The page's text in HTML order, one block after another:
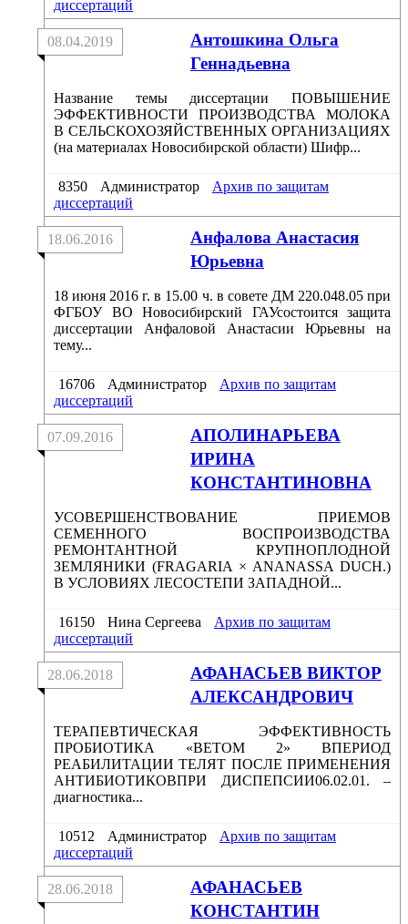
диссертаций
Антошкина Ольга
Геннадьевна
08.04.2019
Название темы диссертации ПОВЫШЕНИЕ
ЭФФЕКТИВНОСТИ ПРОИЗВОДСТВА МОЛОКА
В СЕЛЬСКОХОЗЯЙСТВЕННЫХ ОРГАНИЗАЦИЯХ
(на материалах Новосибирской области) Шифр...
8350 Администратор
Архив по защитам
диссертаций
Анфалова Анастасия
Юрьевна
18.06.2016
18 июня 2016 г. в 15.00 ч. в совете ДМ 220.048.05 при
ФГБОУ ВО Новосибирский ГАУсостоится защита
диссертации Анфаловой Анастасии Юрьевны на
тему...
16706 Администратор
Архив по защитам
диссертаций
АПОЛИНАРЬЕВА
ИРИНА
КОНСТАНТИНОВНА
07.09.2016
УСОВЕРШЕНСТВОВАНИЕ ПРИЕМОВ
СЕМЕННОГО ВОСПРОИЗВОДСТВА
РЕМОНТАНТНОЙ КРУПНОПЛОДНОЙ
ЗЕМЛЯНИКИ (FRAGARIA × ANANASSA DUCH.)
В УСЛОВИЯХ ЛЕСОСТЕПИ ЗАПАДНОЙ...
16150 Нина Сергеева
Архив по защитам
диссертаций
АФАНАСЬЕВ ВИКТОР
АЛЕКСАНДРОВИЧ
28.06.2018
ТЕРАПЕВТИЧЕСКАЯ ЭФФЕКТИВНОСТЬ
ПРОБИОТИКА «ВЕТОМ 2» ВПЕРИОД
РЕАБИЛИТАЦИИ ТЕЛЯТ ПОСЛЕ ПРИМЕНЕНИЯ
АНТИБИОТИКОВПРИ ДИСПЕПСИИ06.02.01. –
диагностика...
10512 Администратор
Архив по защитам
диссертаций
АФАНАСЬЕВ
КОНСТАНТИН
28.06.2018